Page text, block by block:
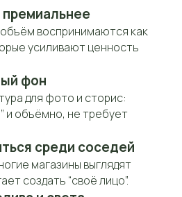
воспринимаются как
усиливают ценность
фон
для фото и сторис:
и объёмно, не требует
среди соседей
магазины выглядят
создать “своё лицо”.